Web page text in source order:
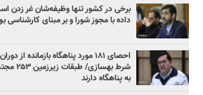
برخی در کشور تنها وظیفه‌شان غر زدن
داده با مجوز شورا و بر مبنای کارشناسی
احصای ۱۸۱ مورد پناهگاه
شرط
به پناهگاه دارند